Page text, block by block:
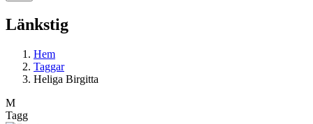
Länkstig
Hem
Taggar
Heliga Birgitta
M
Tagg